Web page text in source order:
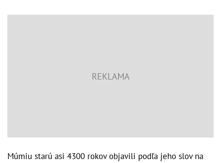
Múmiu starú asi 4300 rokov objavili podľa jeho slov na